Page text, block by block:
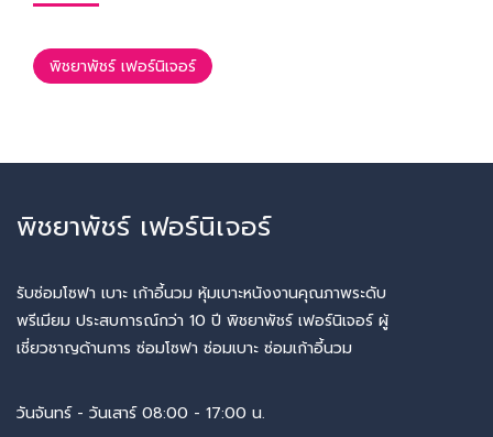
พิชยาพัชร์ เฟอร์นิเจอร์
พิชยาพัชร์ เฟอร์นิเจอร์
รับซ่อมโซฟา เบาะ เก้าอี้นวม หุ้มเบาะหนังงานคุณภาพระดับ
พรีเมียม ประสบการณ์กว่า 10 ปี พิชยาพัชร์ เฟอร์นิเจอร์ ผู้
เชี่ยวชาญด้านการ ซ่อมโซฟา ซ่อมเบาะ ซ่อมเก้าอี้นวม
วันจันทร์ - วันเสาร์ 08:00 - 17:00 น.